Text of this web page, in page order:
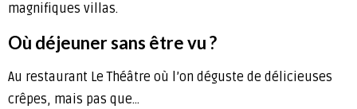
magnifiques villas.
Où déjeuner sans être vu ?
Au restaurant Le Théâtre où l’on déguste de délicieuses
crêpes, mais pas que…